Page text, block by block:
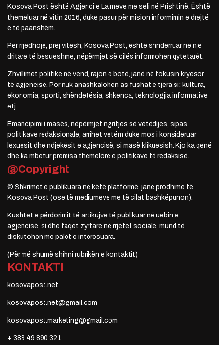
Kosova Post është Agjenci e Lajmeve me seli në Prishtinë. Është
themeluar në vitin 2016, duke pasur për mision informimin e drejtë
e të paanshëm.
Për rrjedhojë, prej vitesh, Kosova Post, është shndërruar në një
dritare të besueshme, nëpërmjet së cilës informohen qytetarët.
Zhvillimet politike në vend, rajon e botë, janë në fokusin kryesor
të agjencisë. Por nuk anashkalohen as fushat e tjera si: kultura,
ekonomia, sporti, shëndetësia, shkenca, teknologjia informative
etj.
Emancipimi i masës, nëpërmjet ngritjes së vetëdijes, sipas
politikave redaksionale, arrihet vetëm duke mos i konsideruar
lexuesit dhe ndjekësit e agjencisë, si masë klikuesish. Kjo ka qenë
dhe ka mbetur premisa themelore e politikave të redaksisë.
@Copyright
© Shkrimet e publikuara në këtë platformë, janë prodhime të
Kosova Post (ose të mediumeve me të cilat bashkëpunon).
Kushtet e përdorimit të artikujve të publikuar në uebin e
agjencisë, si dhe faqet zyrtare në rrjetet sociale, mund të
diskutohen me palët e interesuara.
(Për më shumë shihni rubrikën e kontaktit)
KONTAKTI
kosovapost.net
kosovapost.net@gmail.com
kosovapost.marketing@gmail.com
+ 383 49 890 321